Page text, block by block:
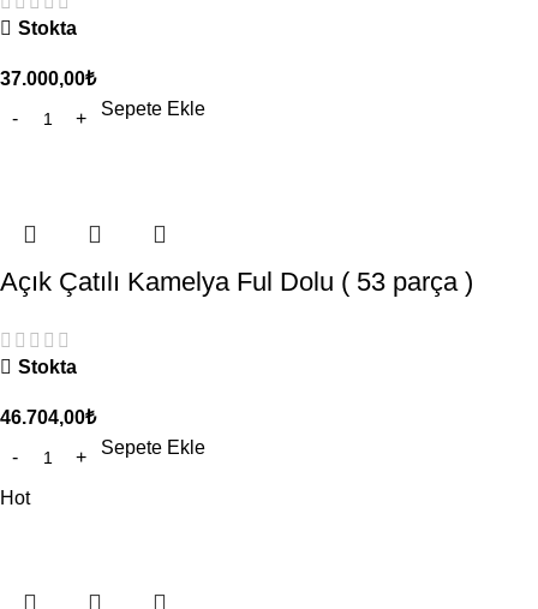
Stokta
37.000,00₺
Sepete Ekle
Açık Çatılı Kamelya Ful Dolu ( 53 parça )
Stokta
46.704,00₺
Sepete Ekle
Hot